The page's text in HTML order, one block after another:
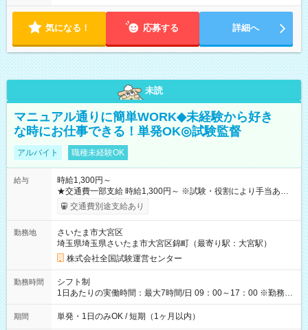
気になる！ 応募する 詳細へ
未読
マニュアル通りに簡単WORK◆未経験から好き
な時にお仕事できる！単発OK◎試験監督
アルバイト 職種未経験OK
給与
時給1,300円～
★交通費一部支給 時給1,300円～ ※試験・役割により手当あり
※勤務回数により昇給あり 【即給（前払い）オプションあ
り！】 希望される場合、勤務から1週間ほどで給与の一部を受け
例】 ・河合塾模擬試験 8:30～17:30（休憩1時間） 時給1,300円
×8時間＝日収10,400円＋交通費 ※当日の役割により時給＋100
円の場合あり ・国家試験 7:00～13:30（休憩なし） 時給1,300
円（役割手当＋100円）×6時間＝日収8,400円＋交通費 【試用期
間】試用期間なし
交通費別途支給あり
勤務地
さいたま市大宮区
埼玉県埼玉県さいたま市大宮区錦町（最寄り駅：大宮駅）
株式会社全国試験運営センター
勤務時間
シフト制
1日あたりの実働時間：最大7時間/日 09：00～17：00 ※勤務時
間は 試験により異なります。
期間 単発・1日のみOK / 短期（1ヶ月以内）